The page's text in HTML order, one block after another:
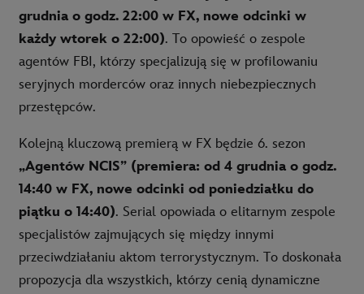
grudnia o godz. 22:00 w FX, nowe odcinki w
każdy wtorek o 22:00). To opowieść o zespole
agentów FBI, którzy specjalizują się w profilowaniu
seryjnych morderców oraz innych niebezpiecznych
przestępców.
Kolejną kluczową premierą w FX będzie 6. sezon
„Agentów NCIS” (premiera: od 4 grudnia o godz.
14:40 w FX, nowe odcinki od poniedziałku do
piątku o 14:40). Serial opowiada o elitarnym zespole
specjalistów zajmujących się między innymi
przeciwdziałaniu aktom terrorystycznym. To doskonała
propozycja dla wszystkich, którzy cenią dynamiczne